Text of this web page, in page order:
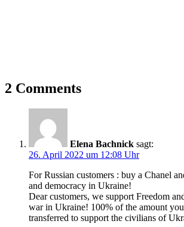
2 Comments
Elena Bachnick sagt:
26. April 2022 um 12:08 Uhr
For Russian customers : buy a Chanel
and democracy in Ukraine!
Dear customers, we support Freedom
war in Ukraine! 100% of the amount
transferred to support the civilians of